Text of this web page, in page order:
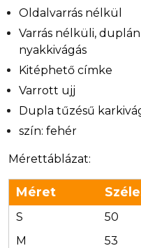
Oldalvarrás nélkül
Varrás nélküli,
nyakkivágás
Kitéphető címke
Varrott ujj
Dupla tűzésű
szín: fehér
Mérettáblázat:
Méret
S 50
M
53